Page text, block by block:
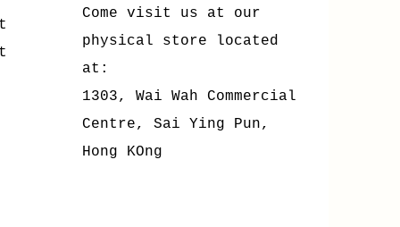
Come visit us at our
physical store located
at:
1303, Wai Wah Commercial
Centre, Sai Ying Pun,
Hong KOng